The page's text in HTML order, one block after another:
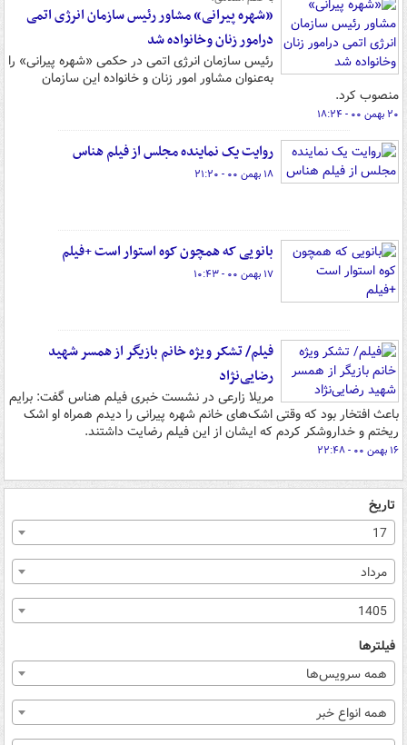
«شهره پیرانی» مشاور رئیس سازمان انرژی اتمی
درامور زنان وخانواده شد
رئیس سازمان انرژی اتمی در حکمی «شهره پیرانی» را
به‌عنوان مشاور امور زنان و خانواده این سازمان
منصوب کرد.
۲۰ بهمن ۰۰ - ۱۸:۲۴
روایت یک نماینده مجلس از فیلم هناس
۱۸ بهمن ۰۰ - ۲۱:۲۰
بانویی که همچون کوه استوار است +فیلم
۱۷ بهمن ۰۰ - ۱۰:۴۳
فیلم/ تشکر ویژه خانم بازیگر از همسر شهید
رضایی‌نژاد
مریلا زارعی در نشست خبری فیلم هناس گفت: برایم
باعث افتخار بود که وقتی اشک‌های خانم شهره پیرانی را دیدم همراه او اشک
ریختم و خداروشکر کردم که ایشان از این فیلم رضایت داشتند.
۱۶ بهمن ۰۰ - ۲۲:۴۸
تاریخ
17
مرداد
1405
فیلترها
همه سرویس‌ها
همه انواع خبر